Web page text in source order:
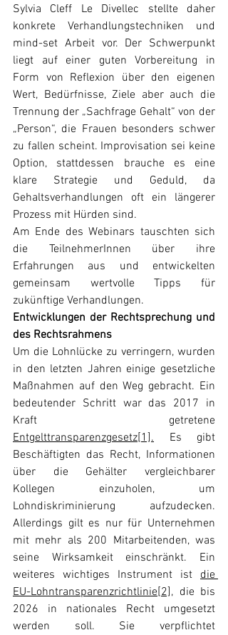
Sylvia Cleff Le Divellec stellte daher
konkrete Verhandlungstechniken und
mind-set Arbeit vor. Der Schwerpunkt
liegt auf einer guten Vorbereitung in
Form von Reflexion über den eigenen
Wert, Bedürfnisse, Ziele aber auch die
Trennung der „Sachfrage Gehalt“ von der
„Person“, die Frauen besonders schwer
zu fallen scheint. Improvisation sei keine
Option, stattdessen brauche es eine
klare Strategie und Geduld, da
Gehaltsverhandlungen oft ein längerer
Prozess mit Hürden sind.
Am Ende des Webinars tauschten sich
die TeilnehmerInnen über ihre
Erfahrungen aus und entwickelten
gemeinsam wertvolle Tipps für
zukünftige Verhandlungen.
Entwicklungen der Rechtsprechung und
des Rechtsrahmens
Um die Lohnlücke zu verringern, wurden
in den letzten Jahren einige gesetzliche
Maßnahmen auf den Weg gebracht. Ein
bedeutender Schritt war das 2017 in
Entgelttransparenzgesetz[1]. Es gibt
Beschäftigten das Recht, Informationen
über die Gehälter vergleichbarer
Kollegen einzuholen, um
Lohndiskriminierung aufzudecken.
Allerdings gilt es nur für Unternehmen
mit mehr als 200 Mitarbeitenden, was
seine Wirksamkeit einschränkt. Ein
weiteres wichtiges Instrument ist die
EU-Lohntransparenzrichtlinie[2], die bis
2026 in nationales Recht umgesetzt
werden soll. Sie verpflichtet